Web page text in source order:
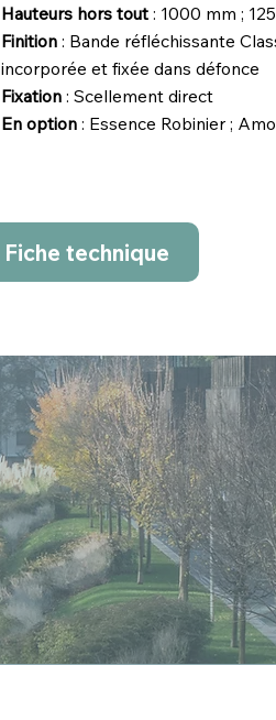
Hauteurs hors tout : 1000 mm ;
Finition : Bande réfléchissante
incorporée et fixée dans défonce
Fixation : Scellement direct
En option : Essence Robinier ;
Fiche technique